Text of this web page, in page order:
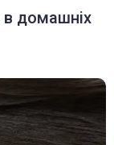
домашніх